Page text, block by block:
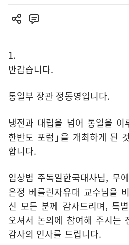
1.
반갑습니다.
통일부 장관 정동영입니다.
냉전과 대립을 넘어 통일을
한반도 포럼｣을 개최하게 된
합니다.
임상범 주독일한국대사님, 무
은정 베를린자유대 교수님을
신 모든 분께 감사드리며, 특
오셔서 논의에 참여해 주시는
감사의 인사를 드립니다.